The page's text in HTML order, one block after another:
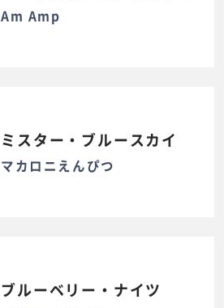
Am Amp
ミスター・ブルースカイ
マカロニえんぴつ
ブルーベリー・ナイツ